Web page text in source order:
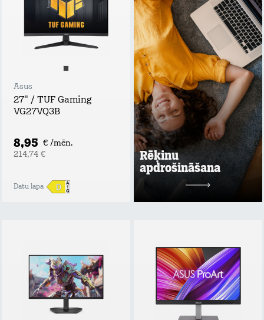
Asus
27" / TUF Gaming
VG27VQ3B
8,95 € /mēn.
214,74 €
Datu lapa
Rēķinu
apdrošināšana
Tavs atbalsta plecs
bezdarba vai
ilgstošas darba
nespējas gadījumā!
Apdrošināšanas
summa: rēķina
summas apmērs,
nepārsniedzot 60
EUR / mēn.;
Maksimālais
atlīdzības periods
līdz 6 mēnešiem;
Maksimālā
atlīdzības summa:
līdz 360 EUR.
Uzzināt vairāk